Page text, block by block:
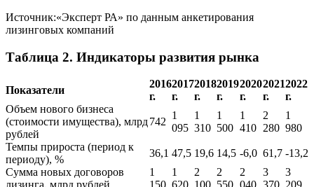
Источник:«Эксперт РА» по данным анкетирования
лизинговых компаний
Таблица 2. Индикаторы развития рынка
Показатели
2016
г.
2017
г.
2018
г.
2019
г.
2020
г.
2021
г.
2022
г.
Объем нового бизнеса
(стоимости имущества), млрд
рублей
742
1
095
1
310
1
500
1
410
2
280
1
980
Темпы прироста (период к
периоду), %
36,1 47,5 19,6 14,5 -6,0 61,7 -13,2
Сумма новых договоров
1
1
2
2
2
3
3